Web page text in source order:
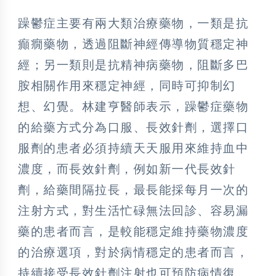
躁鬱症主要有兩大類治療藥物，一類是抗
癲癇藥物，透過阻斷神經傳導物質穩定神
經；另一類則是抗精神病藥物，阻斷多巴
胺相關作用來穩定神經，同時可抑制幻
想、幻覺。林建亨醫師表示，躁鬱症藥物
的給藥方式分為口服、長效針劑，選擇口
服劑的患者必須持續天天服用來維持血中
濃度，而長效針劑，例如新一代長效針
劑，給藥間隔拉長，最長能採每月一次的
注射方式，對生活忙碌無法回診、容易漏
藥的患者而言，是較能穩定維持藥物濃度
的治療選項，對於病情穩定的患者而言，
持續接受長效針劑注射也可預防病情復